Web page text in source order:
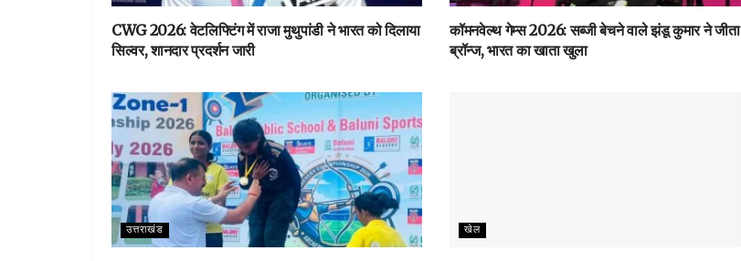
CWG 2026: वेटलिफ्टिंग में राजा मुथुपांडी ने भारत को दिलाया
सिल्वर, शानदार प्रदर्शन जारी
कॉमनवेल्थ गेम्स 2026: सब्जी बेचने वाले झंडू कुमार ने जीता
ब्रॉन्ज, भारत का खाता खुला
उत्तराखंड खेल